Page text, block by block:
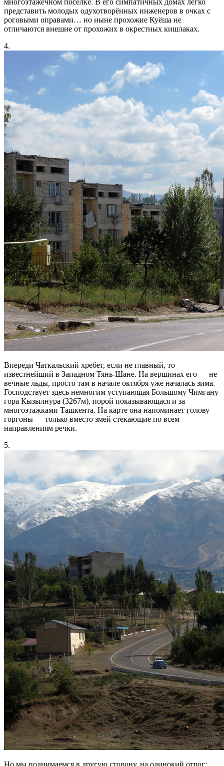
представить молодых одухотворённых инженеров в очках с
роговыми оправами… но ныне прохожие Куёша не
отличаются внешне от прохожих в окрестных кишлаках.
4.
Впереди Чаткальский хребет, если не главный, то
известнейший в Западном Тянь-Шане. На вершинах его — не
вечные льды, просто там в начале октября уже началась зима.
Господствует здесь немногим уступающая Большому Чимгану
гора Кызылнура (3267м), порой показывающася и за
многоэтажками Ташкента. На карте она напоминает голову
горгоны — только вместо змей стекающие по всем
направлениям речки.
5.
Но мы поднимаемся в другую сторону, на одинокий отрог: